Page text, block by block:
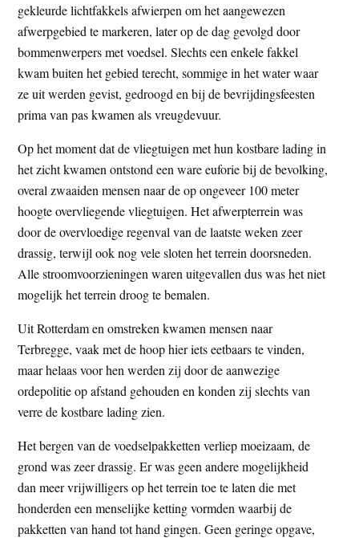
gekleurde lichtfakkels afwierpen om het aangewezen
afwerpgebied te markeren, later op de dag gevolgd door
bommenwerpers met voedsel. Slechts een enkele fakkel
kwam buiten het gebied terecht, sommige in het water waar
ze uit werden gevist, gedroogd en bij de bevrijdingsfeesten
prima van pas kwamen als vreugdevuur.
Op het moment dat de vliegtuigen met hun kostbare lading in
het zicht kwamen ontstond een ware euforie bij de bevolking,
overal zwaaiden mensen naar de op ongeveer 100 meter
hoogte overvliegende vliegtuigen. Het afwerpterrein was
door de overvloedige regenval van de laatste weken zeer
drassig, terwijl ook nog vele sloten het terrein doorsneden.
Alle stroomvoorzieningen waren uitgevallen dus was het niet
mogelijk het terrein droog te bemalen.
Uit Rotterdam en omstreken kwamen mensen naar
Terbregge, vaak met de hoop hier iets eetbaars te vinden,
maar helaas voor hen werden zij door de aanwezige
ordepolitie op afstand gehouden en konden zij slechts van
verre de kostbare lading zien.
Het bergen van de voedselpakketten verliep moeizaam, de
grond was zeer drassig. Er was geen andere mogelijkheid
dan meer vrijwilligers op het terrein toe te laten die met
honderden een menselijke ketting vormden waarbij de
pakketten van hand tot hand gingen. Geen geringe opgave,